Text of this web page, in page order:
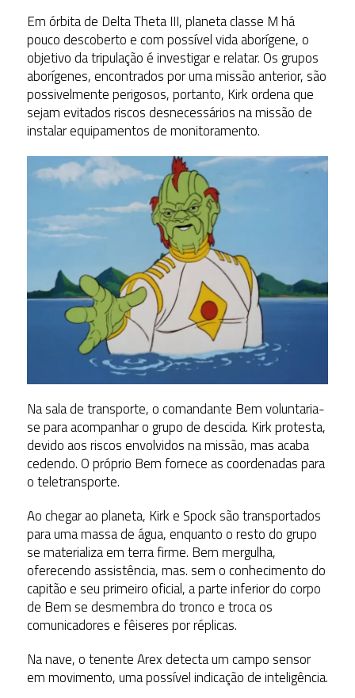
Em órbita de Delta Theta III, planeta classe M há
pouco descoberto e com possível vida aborígene, o
objetivo da tripulação é investigar e relatar. Os grupos
aborígenes, encontrados por uma missão anterior, são
possivelmente perigosos, portanto, Kirk ordena que
sejam evitados riscos desnecessários na missão de
instalar equipamentos de monitoramento.
Na sala de transporte, o comandante Bem voluntaria-
se para acompanhar o grupo de descida. Kirk protesta,
devido aos riscos envolvidos na missão, mas acaba
cedendo. O próprio Bem fornece as coordenadas para
o teletransporte.
Ao chegar ao planeta, Kirk e Spock são transportados
para uma massa de água, enquanto o resto do grupo
se materializa em terra firme. Bem mergulha,
oferecendo assistência, mas. sem o conhecimento do
capitão e seu primeiro oficial, a parte inferior do corpo
de Bem se desmembra do tronco e troca os
comunicadores e fêiseres por réplicas.
Na nave, o tenente Arex detecta um campo sensor
em movimento, uma possível indicação de inteligência.